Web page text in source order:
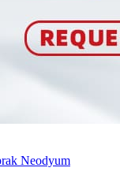
Neodyum